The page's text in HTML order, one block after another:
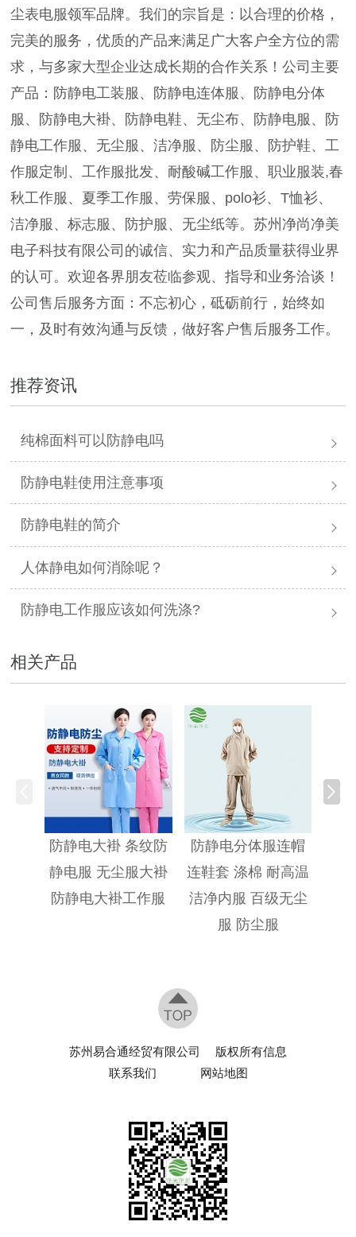
尘表电服领军品牌。我们的宗旨是：以合理的价格，
完美的服务，优质的产品来满足广大客户全方位的需
求，与多家大型企业达成长期的合作关系！公司主要
产品：防静电工装服、防静电连体服、防静电分体
服、防静电大褂、防静电鞋、无尘布、防静电服、防
静电工作服、无尘服、洁净服、防尘服、防护鞋、工
作服定制、工作服批发、耐酸碱工作服、职业服装,春
秋工作服、夏季工作服、劳保服、polo衫、T恤衫、
洁净服、标志服、防护服、无尘纸等。苏州净尚净美
电子科技有限公司的诚信、实力和产品质量获得业界
的认可。欢迎各界朋友莅临参观、指导和业务洽谈！
公司售后服务方面：不忘初心，砥砺前行，始终如
一，及时有效沟通与反馈，做好客户售后服务工作。
推荐资讯
纯棉面料可以防静电吗
防静电鞋使用注意事项
防静电鞋的简介
人体静电如何消除呢？
防静电工作服应该如何洗涤?
相关产品
防静电大褂 条纹防
静电服 无尘服大褂
防静电大褂工作服
防静电分体服连帽
连鞋套 涤棉 耐高温
洁净内服 百级无尘
服 防尘服
防
苏州易合通经贸有限公司
版权所有信息
联系我们
网站地图